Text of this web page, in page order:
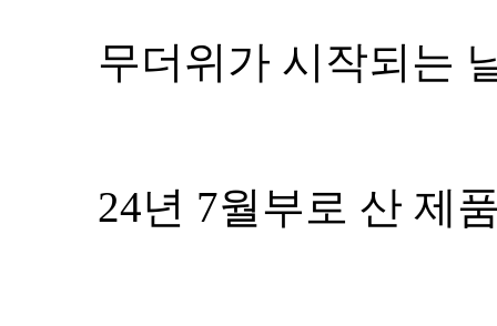
무더위가 시작되는
24년 7월부로 산 제